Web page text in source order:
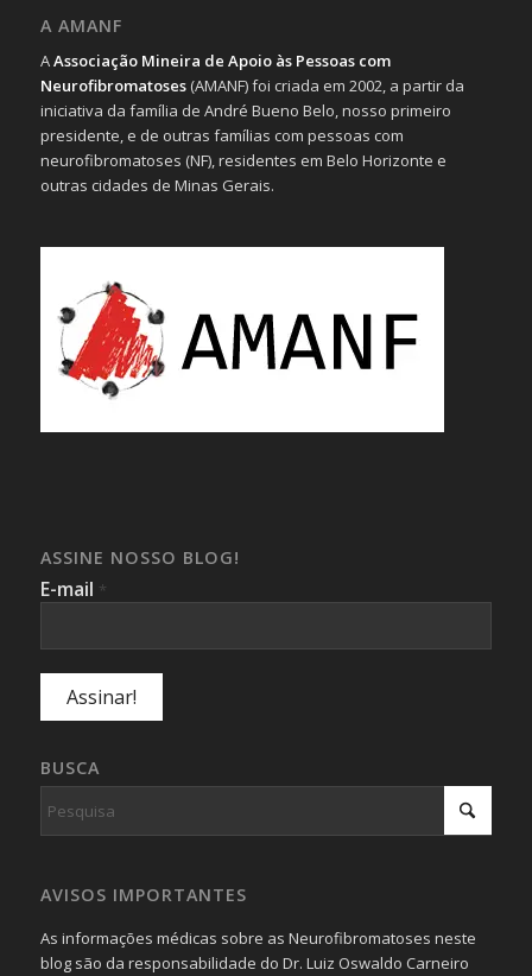
A AMANF
AAssociação Mineira de Apoio às Pessoas com
Neurofibromatoses(AMANF) foi criada em 2002, a partir da
iniciativa da família de André Bueno Belo, nosso primeiro
presidente, e de outras famílias com pessoas com
neurofibromatoses (NF), residentes em Belo Horizonte e
outras cidades de Minas Gerais.
ASSINE NOSSO BLOG!
E-mail *
BUSCA
AVISOS IMPORTANTES
As informações médicas sobre as Neurofibromatoses neste
blog são da responsabilidade do Dr. Luiz Oswaldo Carneiro